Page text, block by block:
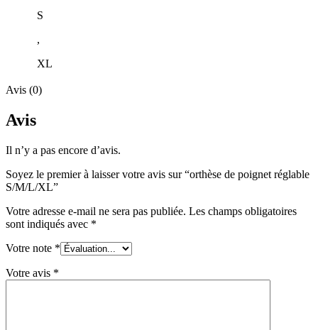
S
,
XL
Avis (0)
Avis
Il n’y a pas encore d’avis.
Soyez le premier à laisser votre avis sur “orthèse de poignet réglable
S/M/L/XL”
Votre adresse e-mail ne sera pas publiée. Les champs obligatoires
sont indiqués avec *
Votre note *
Votre avis *